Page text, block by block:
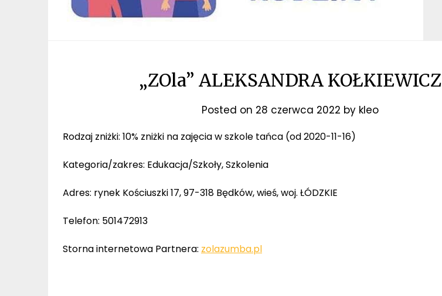
„ZOla” ALEKSANDRA KOŁKIEWICZ
Posted on 28 czerwca 2022 by kleo
Rodzaj zniżki: 10% zniżki na zajęcia w szkole tańca (od 2020-11-16)
Kategoria/zakres: Edukacja/Szkoły, Szkolenia
Adres: rynek Kościuszki 17, 97-318 Będków, wieś, woj. ŁÓDZKIE
Telefon: 501472913
Storna internetowa Partnera: zolazumba.pl